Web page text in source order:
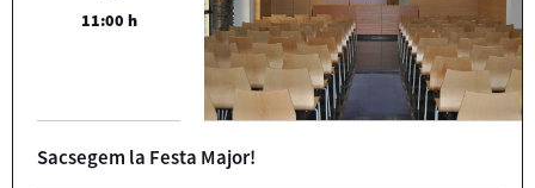
11:00 h
Sacsegem la Festa Major!